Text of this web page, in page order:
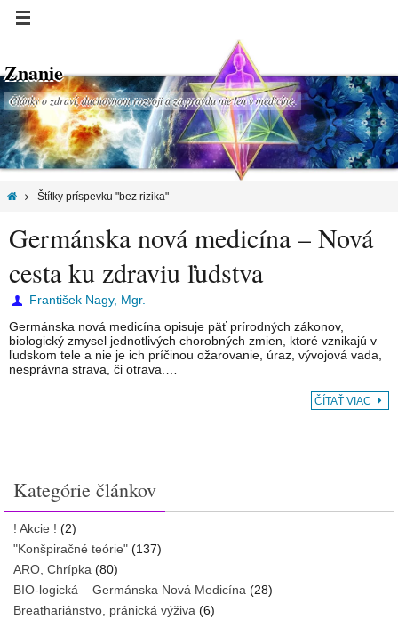
Znanie
Články o zdraví, duchovnom rozvoji a za pravdu nie len v medicíne.
Štítky príspevku "bez rizika"
Germánska nová medicína – Nová
cesta ku zdraviu ľudstva
František Nagy, Mgr.
Germánska nová medicína opisuje päť prírodných zákonov,
biologický zmysel jednotlivých chorobných zmien, ktoré vznikajú v
ľudskom tele a nie je ich príčinou ožarovanie, úraz, vývojová vada,
nesprávna strava, či otrava.…
ČÍTAŤ VIAC
Kategórie článkov
! Akcie ! (2)
"Konšpiračné teórie" (137)
ARO, Chrípka (80)
BIO-logická – Germánska Nová Medicína (28)
Breathariánstvo, pránická výživa (6)